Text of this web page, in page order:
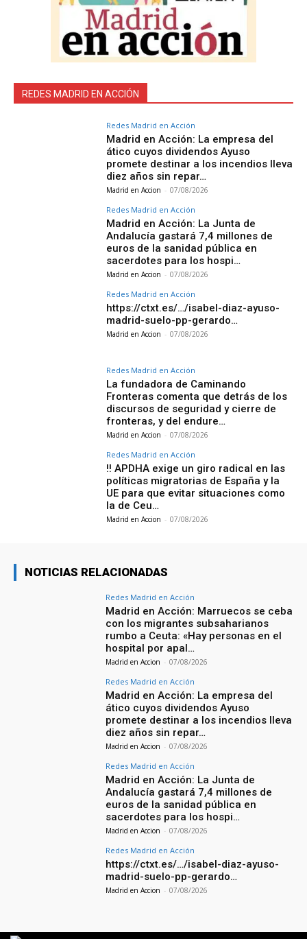
REDES MADRID EN ACCIÓN
Redes Madrid en Acción
Madrid en Acción: La empresa del
ático cuyos dividendos Ayuso
promete destinar a los incendios lleva
diez años sin repar…
Madrid en Accion - 07/08/2026
Redes Madrid en Acción
Madrid en Acción: La Junta de
Andalucía gastará 7,4 millones de
euros de la sanidad pública en
sacerdotes para los hospi…
Madrid en Accion - 07/08/2026
Redes Madrid en Acción
https://ctxt.es/…/isabel-diaz-ayuso-
madrid-suelo-pp-gerardo…
Madrid en Accion - 07/08/2026
Redes Madrid en Acción
La fundadora de Caminando
Fronteras comenta que detrás de los
discursos de seguridad y cierre de
fronteras, y del endure…
Madrid en Accion - 07/08/2026
Redes Madrid en Acción
‼️ APDHA exige un giro radical en las
políticas migratorias de España y la
UE para que evitar situaciones como
la de Ceu…
Madrid en Accion - 07/08/2026
NOTICIAS RELACIONADAS
Redes Madrid en Acción
Madrid en Acción: Marruecos se ceba
con los migrantes subsaharianos
rumbo a Ceuta: «Hay personas en el
hospital por apal…
Madrid en Accion - 07/08/2026
Redes Madrid en Acción
Madrid en Acción: La empresa del
ático cuyos dividendos Ayuso
promete destinar a los incendios lleva
diez años sin repar…
Madrid en Accion - 07/08/2026
Redes Madrid en Acción
Madrid en Acción: La Junta de
Andalucía gastará 7,4 millones de
euros de la sanidad pública en
sacerdotes para los hospi…
Madrid en Accion - 07/08/2026
Redes Madrid en Acción
https://ctxt.es/…/isabel-diaz-ayuso-
madrid-suelo-pp-gerardo…
Madrid en Accion - 07/08/2026